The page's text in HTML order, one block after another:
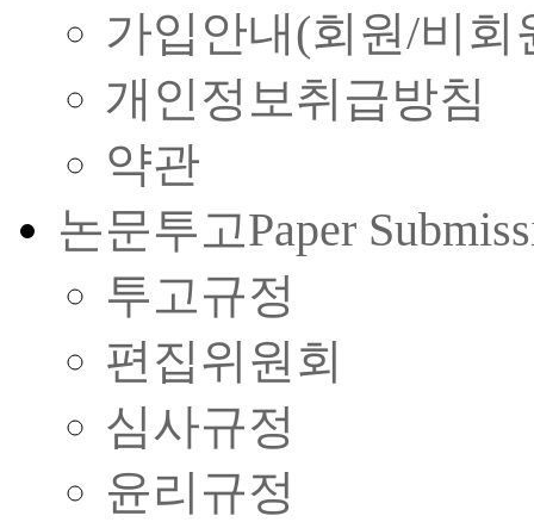
가입안내(회원/비회
개인정보취급방침
약관
논문투고Paper
투고규정
편집위원회
심사규정
윤리규정